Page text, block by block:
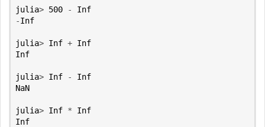
julia> 500 -
Inf
-Inf
julia> Inf + Inf
Inf
julia> Inf -
Inf
NaN
julia> Inf *
Inf
Inf